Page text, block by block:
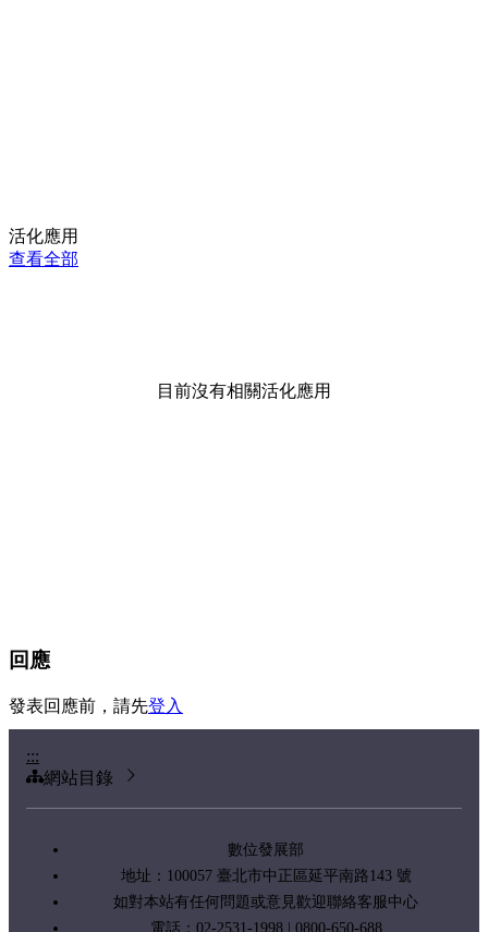
活化應用
查看全部
目前沒有相關活化應用
回應
發表回應前，請先登入
:::
網站目錄
數位發展部
地址：100057 臺北市中正區延平南路143 號
如對本站有任何問題或意見歡迎聯絡客服中心
電話：02-2531-1998 | 0800-650-688